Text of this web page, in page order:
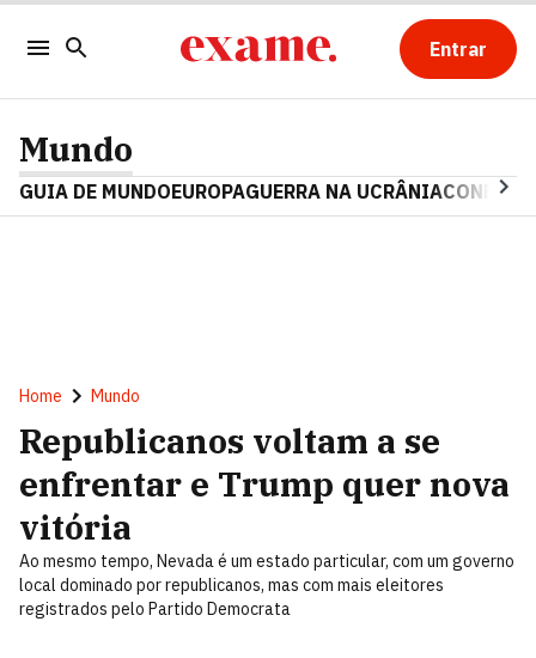
Entrar
Mundo
GUIA DE MUNDOEUROPAGUERRA NA UCRÂNIA
Home Mundo
Republicanos voltam a se
enfrentar e Trump quer nova
vitória
Ao mesmo tempo, Nevada é um estado particular, com um governo
local dominado por republicanos, mas com mais eleitores
registrados pelo Partido Democrata